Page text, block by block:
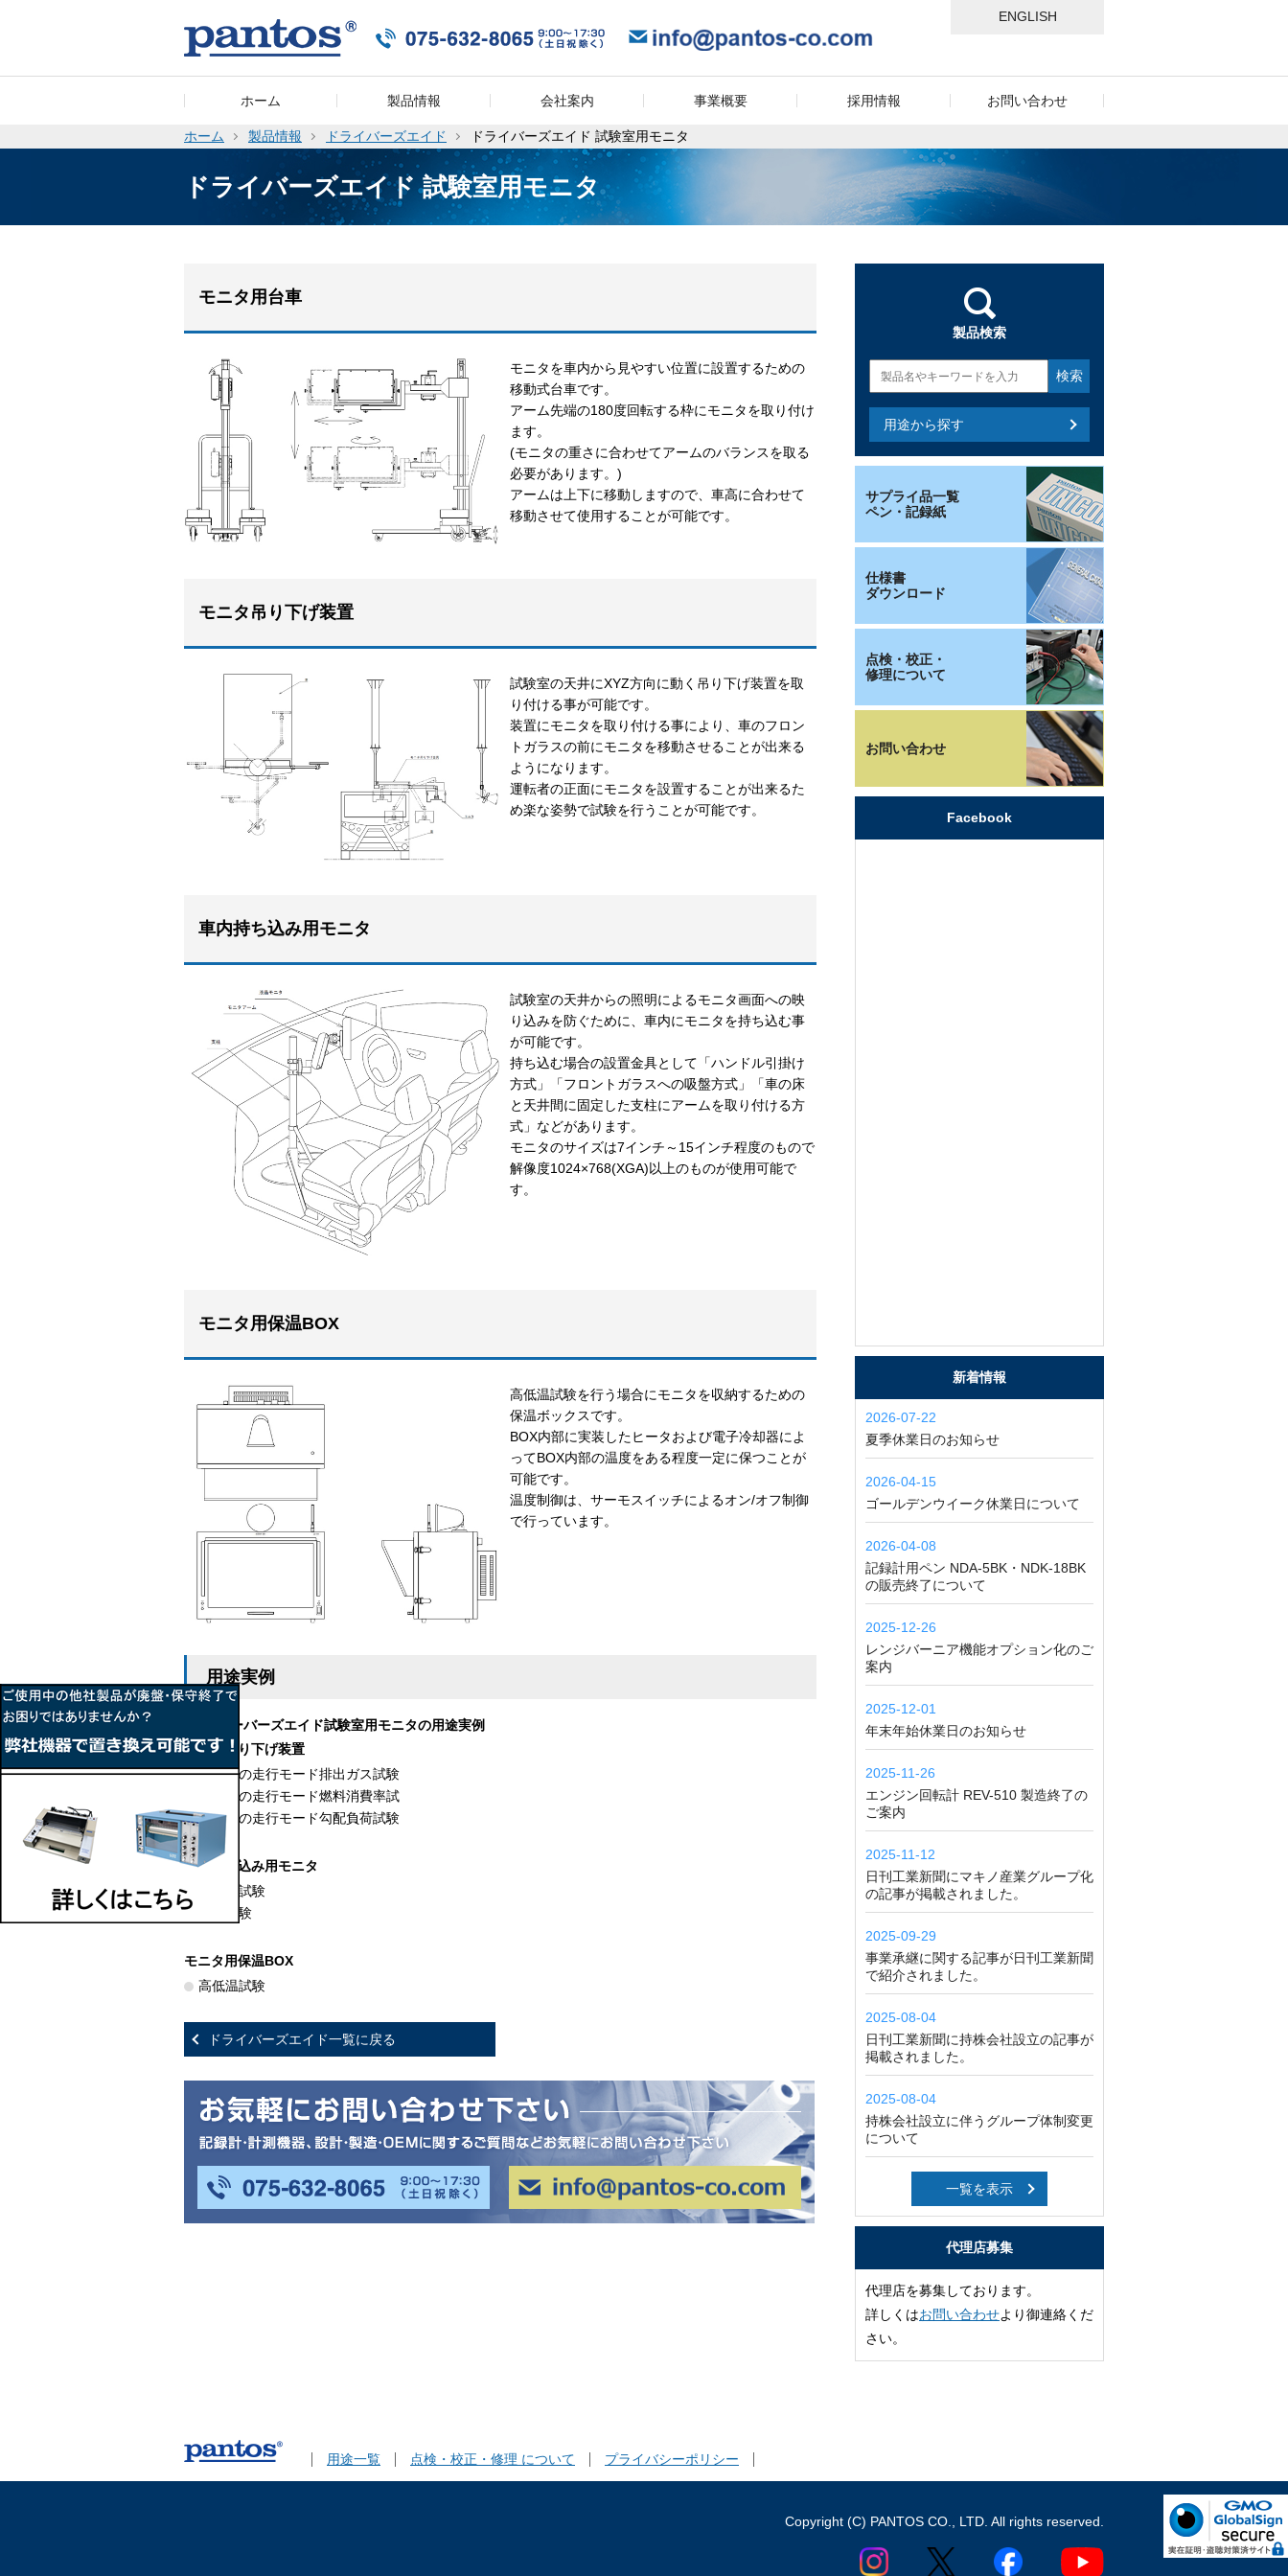
ENGLISH
ホーム 製品情報 会社案内 事業概要 採用情報 お問い合わせ
ドライバーズエイド 試験室用モニタ
ホーム 製品情報 ドライバーズエイド ドライバーズエイド 試験室用モニタ
モニタ用台車
モニタを車内から見やすい位置に設置するための
移動式台車です。
アーム先端の180度回転する枠にモニタを取り付け
ます。
(モニタの重さに合わせてアームのバランスを取る
必要があります。)
アームは上下に移動しますので、車高に合わせて
移動させて使用することが可能です。
モニタ吊り下げ装置
試験室の天井にXYZ方向に動く吊り下げ装置を取
り付ける事が可能です。
装置にモニタを取り付ける事により、車のフロン
トガラスの前にモニタを移動させることが出来る
ようになります。
運転者の正面にモニタを設置することが出来るた
め楽な姿勢で試験を行うことが可能です。
車内持ち込み用モニタ
試験室の天井からの照明によるモニタ画面への映
り込みを防ぐために、車内にモニタを持ち込む事
が可能です。
持ち込む場合の設置金具として「ハンドル引掛け
方式」「フロントガラスへの吸盤方式」「車の床
と天井間に固定した支柱にアームを取り付ける方
式」などがあります。
モニタのサイズは7インチ～15インチ程度のもので
解像度1024×768(XGA)以上のものが使用可能で
す。
モニタ用保温BOX
高低温試験を行う場合にモニタを収納するための
保温ボックスです。
BOX内部に実装したヒータおよび電子冷却器によ
ってBOX内部の温度をある程度一定に保つことが
可能です。
温度制御は、サーモスイッチによるオン/オフ制御
で行っています。
用途実例
ドラーバーズエイド試験室用モニタの用途実例
モニタ吊り下げ装置
自動車の走行モード排出ガス試験
自動車の走行モード燃料消費率試
自動車の走行モード勾配負荷試験
車内持ち込み用モニタ
高低温試験
日射試験
モニタ用保温BOX
高低温試験
ドライバーズエイド一覧に戻る
製品検索
用途から探す
サプライ品一覧
ペン・記録紙
仕様書
ダウンロード
点検・校正・
修理について
お問い合わせ
Facebook
新着情報
2026-07-22
夏季休業日のお知らせ
2026-04-15
ゴールデンウイーク休業日について
2026-04-08
記録計用ペン NDA-5BK・NDK-18BK
の販売終了について
2025-12-26
レンジバーニア機能オプション化のご
案内
2025-12-01
年末年始休業日のお知らせ
2025-11-26
エンジン回転計 REV-510 製造終了の
ご案内
2025-11-12
日刊工業新聞にマキノ産業グループ化
の記事が掲載されました。
2025-09-29
事業承継に関する記事が日刊工業新聞
で紹介されました。
2025-08-04
日刊工業新聞に持株会社設立の記事が
掲載されました。
2025-08-04
持株会社設立に伴うグループ体制変更
について
一覧を表示
代理店募集
代理店を募集しております。
詳しくはお問い合わせより御連絡くだ
さい。
用途一覧 点検・校正・修理 について プライバシーポリシー
Copyright (C) PANTOS CO., LTD. All rights reserved.